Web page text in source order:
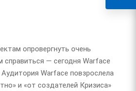
опровергнуть очень
справиться — сегодня Warface
Warface повзрослела
и «от создателей Кризиса»